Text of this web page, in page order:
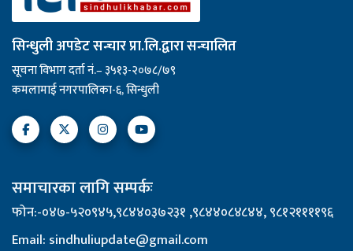
सिन्धुली अपडेट सन्चार प्रा.लि.द्वारा सन्चालित
सूचना विभाग दर्ता नं.– ३५१३-२०७८/७९
कमलामाई नगरपालिका-६, सिन्धुली
समाचारका लागि सम्पर्कः
फोन:-०४७-५२०९४५,९८४४०३७२३१ ,९८४४०८४८४४, ९८१२११११९६
Email: sindhuliupdate@gmail.com